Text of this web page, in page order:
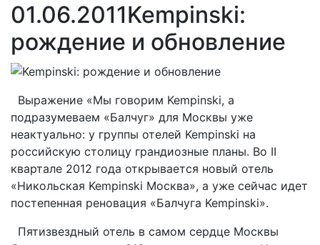
01.06.2011Kempinski:
рождение и обновление
Выражение «Мы говорим Kempinski, а
подразумеваем «Балчуг» для Москвы уже
неактуально: у группы отелей Kempinski на
российскую столицу грандиозные планы. Во II
квартале 2012 года открывается новый отель
«Никольская Kempinski Москва», а уже сейчас идет
постепенная реновация «Балчуга Kempinski».
Пятизвездный отель в самом сердце Москвы